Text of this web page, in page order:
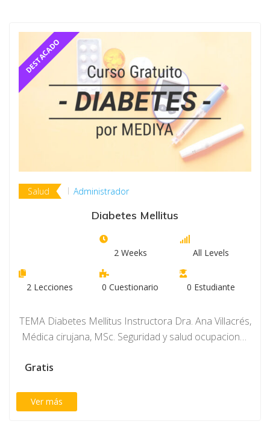
Salud Administrador
Diabetes Mellitus
2 Weeks All Levels
2 Lecciones 0 Cuestionario 0 Estudiante
TEMA Diabetes Mellitus Instructora Dra. Ana Villacrés,
Médica cirujana, MSc. Seguridad y salud ocupacional.
Gratis
Ver más